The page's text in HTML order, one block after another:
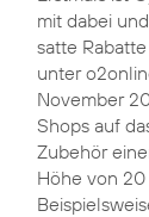
mit dabei
satte
unter
November
Shops auf
Zubehör
Höhe von 20